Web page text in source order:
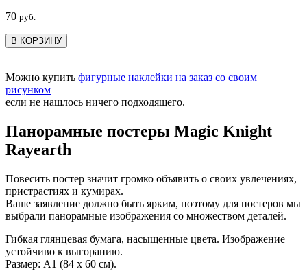
70 руб.
В КОРЗИНУ
Можно купить фигурные наклейки на заказ со своим
рисунком
если не нашлось ничего подходящего.
Панорамные постеры Magic Knight
Rayearth
Повесить постер значит громко объявить о своих увлечениях,
пристрастиях и кумирах.
Ваше заявление должно быть ярким, поэтому для постеров мы
выбрали панорамные изображения со множеством деталей.
Гибкая глянцевая бумага, насыщенные цвета. Изображение
устойчиво к выгоранию.
Размер: А1 (84 х 60 см).